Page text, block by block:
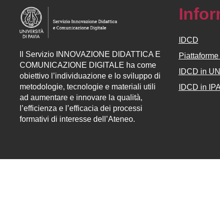
Servizio INNOVAZIONE DIDATTICA E
COMUNICAZIONE DIGITALE ha come
obiettivo l’individuazione e lo sviluppo di
metodologie, tecnologie e materiali utili
ad aumentare e innovare la qualità,
l’efficienza e l’efficacia dei processi
formativi di interesse dell’Ateneo.
IDCD
IDCD in
IDCD in IPA